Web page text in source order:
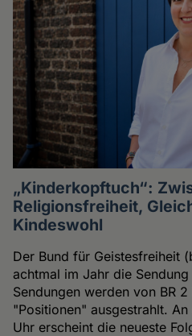
„Kinderkopftuch“:
Religionsfreiheit,
Kindeswohl
Der Bund für Geistesfreiheit
achtmal im Jahr die
Sendungen werden von BR
"Positionen" ausgestrahlt.
Uhr erscheint die neueste